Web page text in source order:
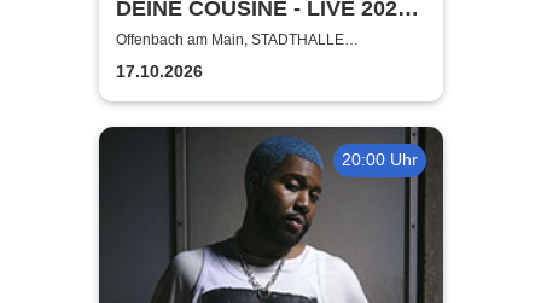
DEINE COUSINE - LIVE 2026 -
Ich weiß wie dieser Abend
endet
Offenbach am Main, STADTHALLE
OFFENBACH
17.10.2026
20:00 Uhr